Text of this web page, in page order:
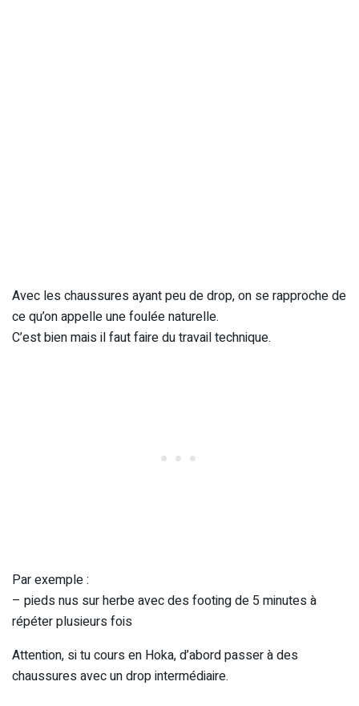
Avec les chaussures ayant peu de drop, on se rapproche de
ce qu’on appelle une foulée naturelle.
C’est bien mais il faut faire du travail technique.
Par exemple :
– pieds nus sur herbe avec des footing de 5 minutes à
répéter plusieurs fois
Attention, si tu cours en Hoka, d’abord passer à des
chaussures avec un drop intermédiaire.